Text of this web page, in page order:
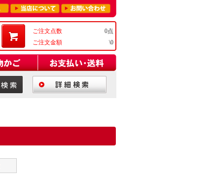
ご注文点数
0点
ご注文金額
\0